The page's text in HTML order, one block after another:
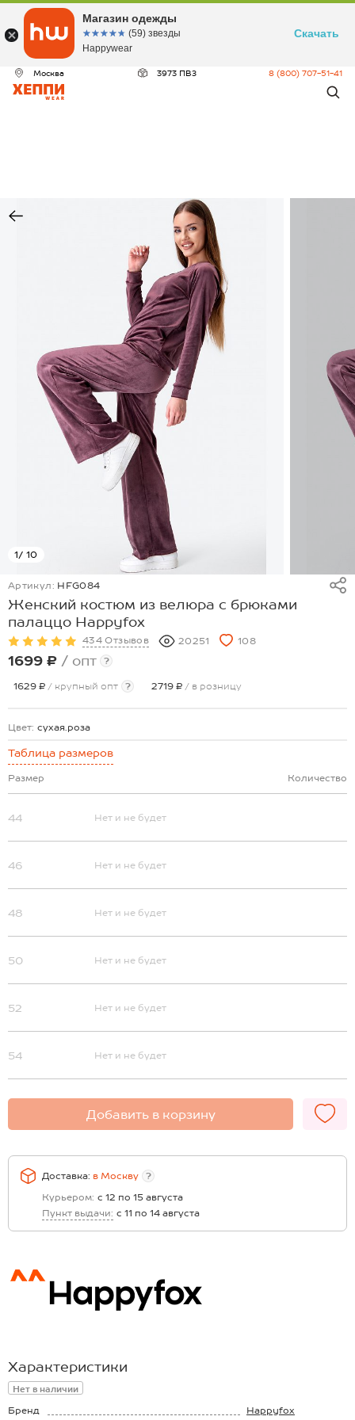
Москва 3973 ПВЗ 8 (800) 707-51-41
1/ 10
Артикул: HFG084
Женский костюм из велюра с брюками
палаццо Happyfox
434 Отзывов 20251 108
1699 ₽ / опт ?
1629 ₽ / крупный опт ? 2719 ₽ / в розницу
Цвет: сухая.роза
Таблица размеров
Размер Количество
44 Нет и не будет
46 Нет и не будет
48 Нет и не будет
50 Нет и не будет
52 Нет и не будет
54 Нет и не будет
Добавить в корзину
Доставка: в Москву
?
Курьером: с 12 по 15 августа
Пункт выдачи: с 11 по 14 августа
Характеристики
Нет в наличии
Бренд
Happyfox
Магазин одежды
☆☆☆☆☆
★★★★★ (59) звезды
Happywear
Скачать